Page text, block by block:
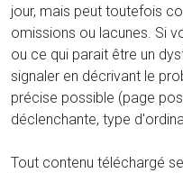
jour, mais peut toutefois
omissions ou lacunes. Si
ou ce qui parait être un
signaler en décrivant le
précise possible (page
déclenchante, type
Tout contenu téléchargé